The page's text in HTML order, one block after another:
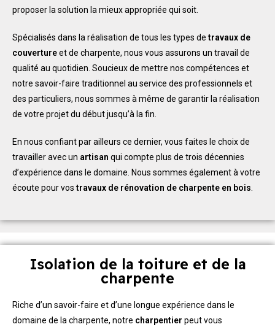
proposer la solution la mieux appropriée qui soit.
Spécialisés dans la réalisation de tous les types detravaux de
couvertureet de charpente, nous vous assurons un travail de
qualité au quotidien. Soucieux de mettre nos compétences et
notre savoir-faire traditionnel au service des professionnels et
des particuliers, nous sommes à même de garantir la réalisation
de votre projet du début jusqu’à la fin.
En nous confiant par ailleurs ce dernier, vous faites le choix de
travailler avec un artisan qui compte plus de trois décennies
d’expérience dans le domaine. Nous sommes également à votre
écoute pour vostravaux de rénovation de charpente en bois.
Isolation de la toiture et de la
charpente
Riche d’un savoir-faire et d’une longue expérience dans le
domaine de la charpente, notre charpentier peut vous